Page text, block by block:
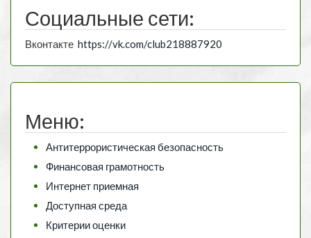
Социальные сети:
Вконтакте https://vk.com/club218887920
Меню:
Антитеррористическая безопасность
Финансовая грамотность
Интернет приемная
Доступная среда
Критерии оценки